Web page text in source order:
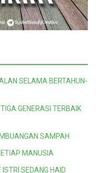
SELAMA BERTAHUN-
GENERASI TERBAIK
SAMPAH
MANUSIA
SEDANG HAID